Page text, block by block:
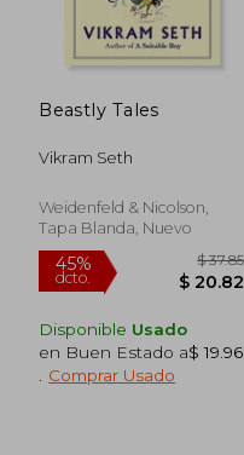
45%
dcto.
Beastly Tales
Vikram Seth
Weidenfeld & Nicolson,
Tapa Blanda, Nuevo
Disponible Usado
en Buen Estado a$ 19.96
Comprar Usado